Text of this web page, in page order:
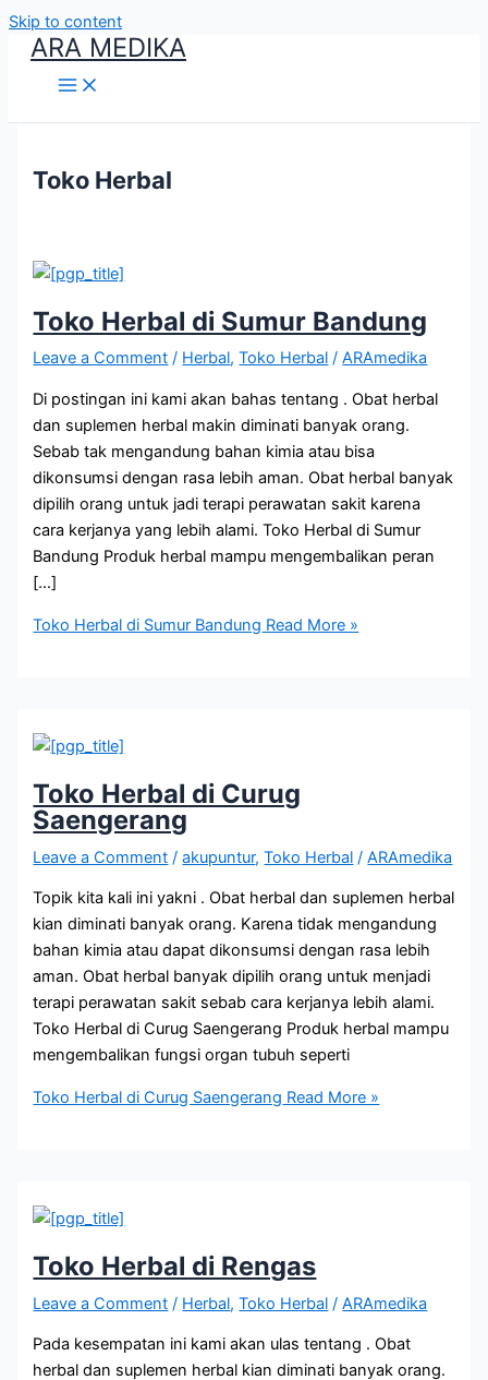
Skip to content
ARA MEDIKA
Toko Herbal
Toko Herbal di Sumur Bandung
Leave a Comment / Herbal,Toko Herbal /ARAmedika
Di postingan ini kami akan bahas tentang . Obat herbal
dan suplemen herbal makin diminati banyak orang.
Sebab tak mengandung bahan kimia atau bisa
dikonsumsi dengan rasa lebih aman. Obat herbal banyak
dipilih orang untuk jadi terapi perawatan sakit karena
cara kerjanya yang lebih alami. Toko Herbal di Sumur
Bandung Produk herbal mampu mengembalikan peran
[…]
Toko Herbal di Sumur Bandung Read More »
Toko Herbal di Curug
Saengerang
Leave a Comment /akupuntur,Toko Herbal /ARAmedika
Topik kita kali ini yakni . Obat herbal dan suplemen herbal
kian diminati banyak orang. Karena tidak mengandung
bahan kimia atau dapat dikonsumsi dengan rasa lebih
aman. Obat herbal banyak dipilih orang untuk menjadi
terapi perawatan sakit sebab cara kerjanya lebih alami.
Toko Herbal di Curug Saengerang Produk herbal mampu
mengembalikan fungsi organ tubuh seperti
Toko Herbal di Curug Saengerang Read More »
Toko Herbal di Rengas
Leave a Comment / Herbal,Toko Herbal /ARAmedika
Pada kesempatan ini kami akan ulas tentang . Obat
herbal dan suplemen herbal kian diminati banyak orang.